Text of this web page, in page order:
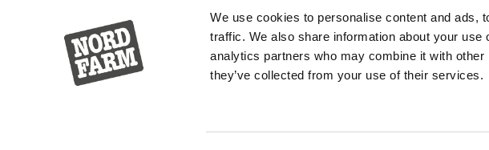
We use cookies to personalise content and ads,
traffic. We also share information about your
analytics partners who may combine it with
they’ve collected from your use of their services.